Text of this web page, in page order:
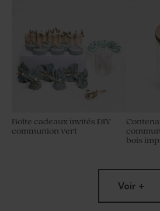
Boîte cadeaux invités DIY
communion vert
bois
Voir +